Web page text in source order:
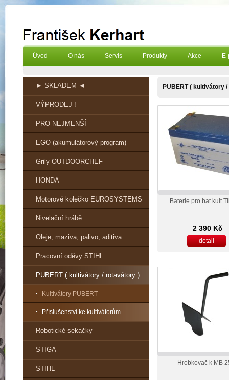
Úvod O nás Servis Produkty Akce
► SKLADEM ◄
VÝPRODEJ !
PRO NEJMENŠÍ
EGO (akumulátorový program)
Grily OUTDOORCHEF
HONDA
Motorové kolečko EUROSYSTEMS
Nivelační hrábě
Oleje, maziva, palivo, aditiva
Pracovní oděvy STIHL
PUBERT ( kultivátory / rotavátory )
Kultivátory PUBERT
Příslušenství ke kultivátorům
Robotické sekačky
STIGA
STIHL
PUBERT ( kultivátory
Baterie pro
2 390 Kč
detail
Hrobkovač k MB